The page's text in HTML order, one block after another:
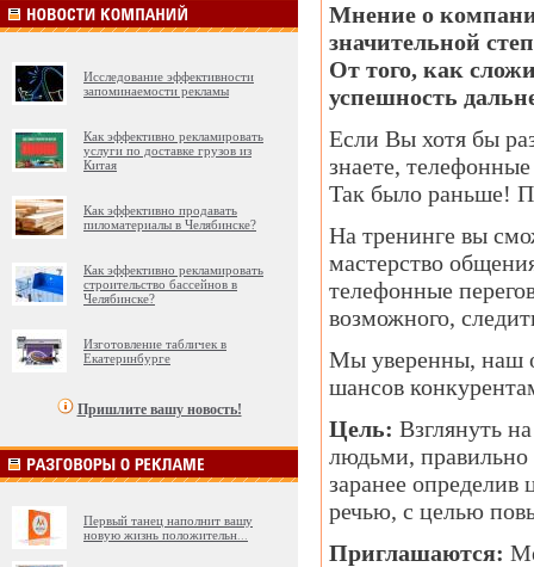
Исследование эффективности
запоминаемости рекламы
Как эффективно рекламировать
услуги по доставке грузов из
Китая
Как эффективно продавать
пиломатериалы в Челябинске?
Как эффективно рекламировать
строительство бассейнов в
Челябинске?
Изготовление табличек в
Екатеринбурге
Пришлите вашу новость!
Первый танец наполнит вашу
новую жизнь положительн
Мнение о
значительной
От того, как
успешность
Если Вы хотя бы
знаете,
Так было раньше!
На тренинге вы
мастерство
телефонные
возможного,
Мы уверенны, наш
шансов
Цель: Взглянуть
людьми, правильно
заранее определив
речью, с целью
Приглашаются: